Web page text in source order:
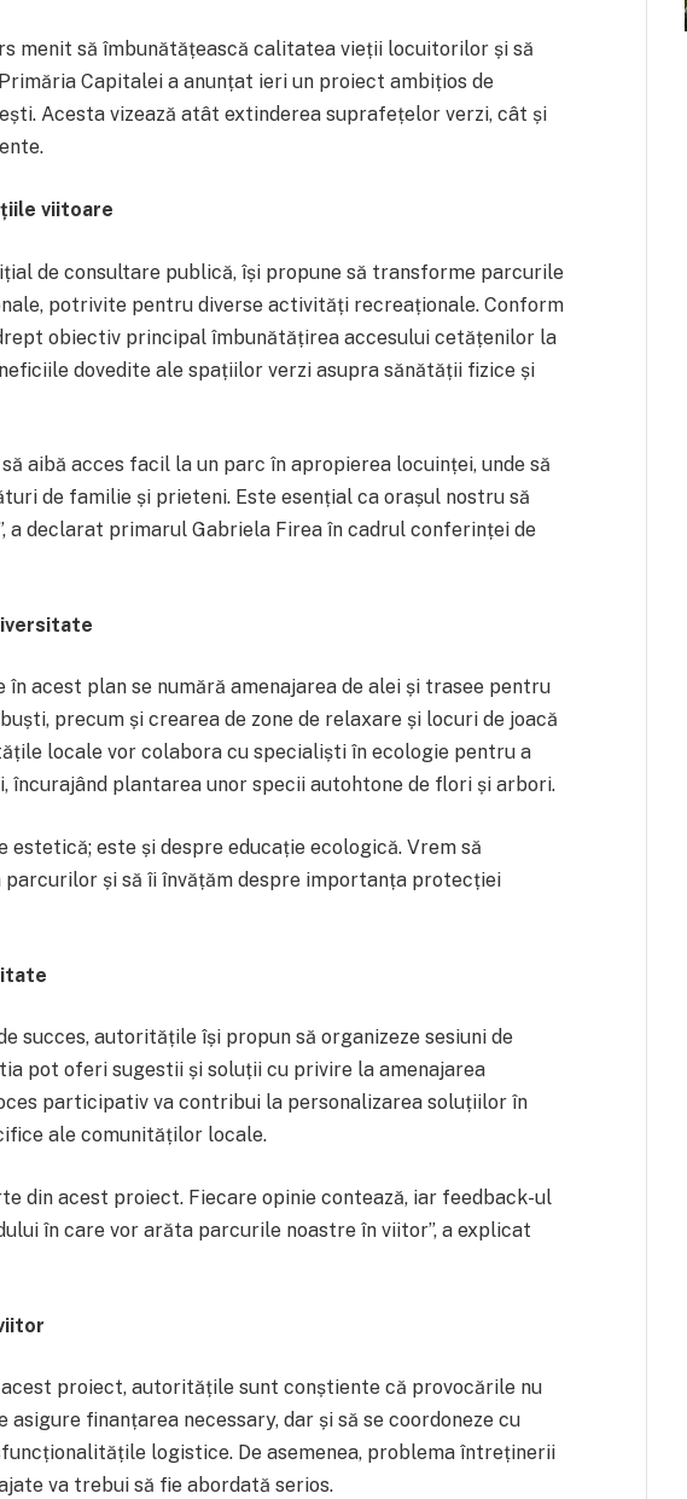
menit să îmbunătățească calitatea vieții locuitorilor și să
Capitalei a anunțat ieri un proiect ambițios de
Acesta vizează atât extinderea suprafețelor verzi, cât și
viitoare
de consultare publică, își propune să transforme parcurile
potrivite pentru diverse activități recreaționale. Conform
obiectiv principal îmbunătățirea accesului cetățenilor la
dovedite ale spațiilor verzi asupra sănătății fizice și
aibă acces facil la un parc în apropierea locuinței, unde să
de familie și prieteni. Este esențial ca orașul nostru să
a declarat primarul Gabriela Firea în cadrul conferinței de
acest plan se numără amenajarea de alei și trasee pentru
precum și crearea de zone de relaxare și locuri de joacă
locale vor colabora cu specialiști în ecologie pentru a
încurajând plantarea unor specii autohtone de flori și arbori.
estetică; este și despre educație ecologică. Vrem să
și să îi învățăm despre importanța protecției
succes, autoritățile își propun să organizeze sesiuni de
pot oferi sugestii și soluții cu privire la amenajarea
participativ va contribui la personalizarea soluțiilor în
ale comunităților locale.
din acest proiect. Fiecare opinie contează, iar feedback-ul
în care vor arăta parcurile noastre în viitor”, a explicat
proiect, autoritățile sunt conștiente că provocările nu
asigure finanțarea necessary, dar și să se coordoneze cu
logistice. De asemenea, problema întreținerii
va trebui să fie abordată serios.